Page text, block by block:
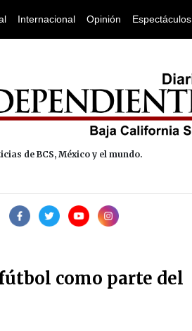
Internacional Opinión Espectáculos
de BCS, México y el mundo.
como parte del